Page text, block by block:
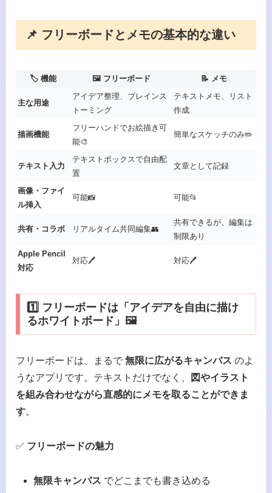
📌 フリーボードとメモの基本的な違い
🏷️ 機能 🖼️ フリーボード 📝 メモ
主な用途
アイデア整理、ブレインス
トーミング
テキストメモ、リスト
作成
描画機能
フリーハンドでお絵描き可
能🎨
簡単なスケッチのみ✏️
テキスト入力
テキストボックスで自由配
置
文章として記録
画像・ファイ
ル挿入
可能📸 可能📂
共有・コラボ リアルタイム共同編集👥
共有できるが、編集は
制限あり
Apple Pencil
対応
対応🖊️ 対応🖊️
1️⃣ フリーボードは「アイデアを自由に描け
るホワイトボード」🖼️
フリーボードは、まるで 無限に広がるキャンバス のよ
うなアプリです。テキストだけでなく、
図やイラスト
を組み合わせながら直感的にメモを取ることができま
す。
✅ フリーボードの魅力
無限キャンバス でどこまでも書き込める